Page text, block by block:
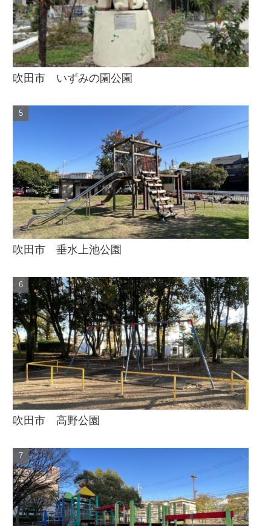
吹田市 いずみの園公園
吹田市 垂水上池公園
吹田市 高野公園